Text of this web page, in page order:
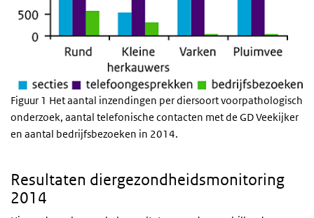
Figuur 1 Het aantal inzendingen per diersoort voorpathologisch
onderzoek, aantal telefonische contacten met de GD Veekijker
en aantal bedrijfsbezoeken in 2014.
Resultaten diergezondheidsmonitoring
2014